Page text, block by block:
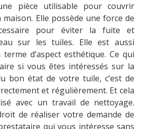
pièce utilisable pour couvrir
maison. Elle possède une force de
pour éviter la fuite et
sur les tuiles. Elle est aussi
d’aspect esthétique. Ce qui
si vous êtes intéressés sur la
bon état de votre tuile, c’est de
et régulièrement. Et cela
avec un travail de nettoyage.
de réaliser votre demande de
qui vous intéresse sans